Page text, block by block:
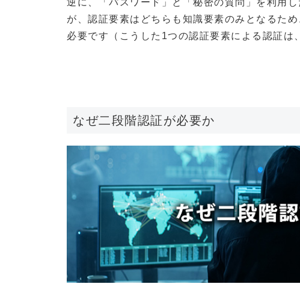
が、認証要素はどちらも知識要素のみとなるた
必要です（こうした1つの認証要素による認証は
なぜ二段階認証が必要か